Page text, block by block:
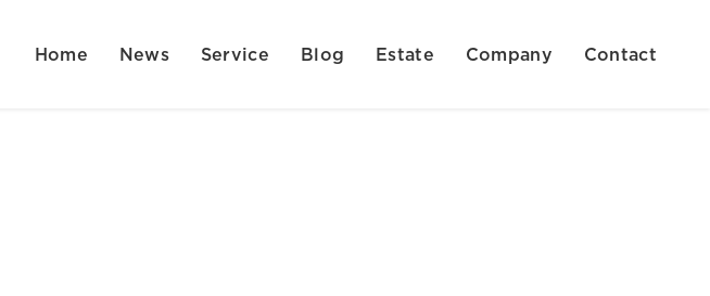
Home News Service Blog Estate Company Contact